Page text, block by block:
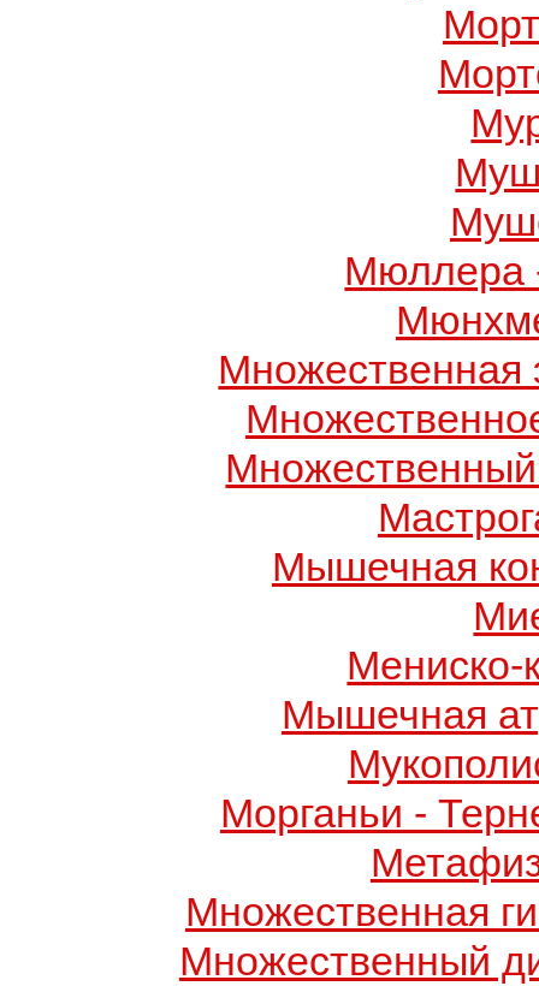
Мюллера
Множественная
Мышечная
Мениско-
Мышечная
Морганьи -
Множественная
Множественный